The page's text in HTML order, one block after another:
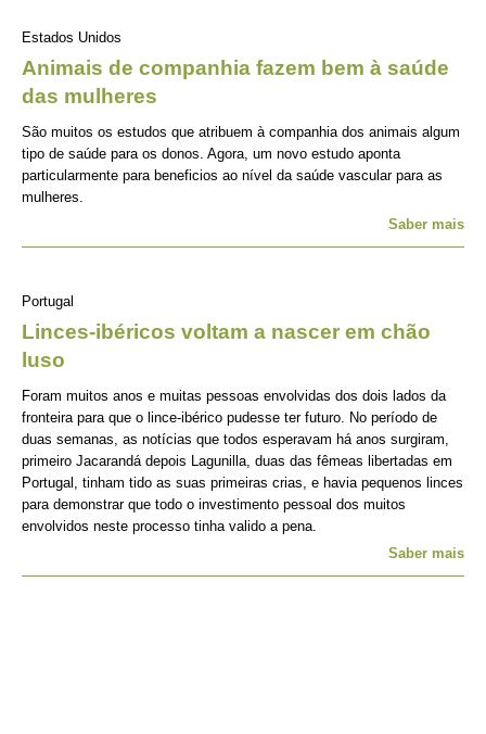
Estados Unidos
Animais de companhia fazem bem à saúde
das mulheres
São muitos os estudos que atribuem à companhia dos animais algum
tipo de saúde para os donos. Agora, um novo estudo aponta
particularmente para beneficios ao nível da saúde vascular para as
mulheres.
Saber mais
Portugal
Linces-ibéricos voltam a nascer em chão
luso
Foram muitos anos e muitas pessoas envolvidas dos dois lados da
fronteira para que o lince-ibérico pudesse ter futuro. No período de
duas semanas, as notícias que todos esperavam há anos surgiram,
primeiro Jacarandá depois Lagunilla, duas das fêmeas libertadas em
Portugal, tinham tido as suas primeiras crias, e havia pequenos linces
para demonstrar que todo o investimento pessoal dos muitos
envolvidos neste processo tinha valido a pena.
Saber mais